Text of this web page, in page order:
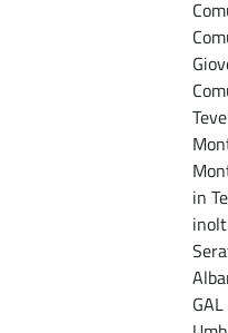
in